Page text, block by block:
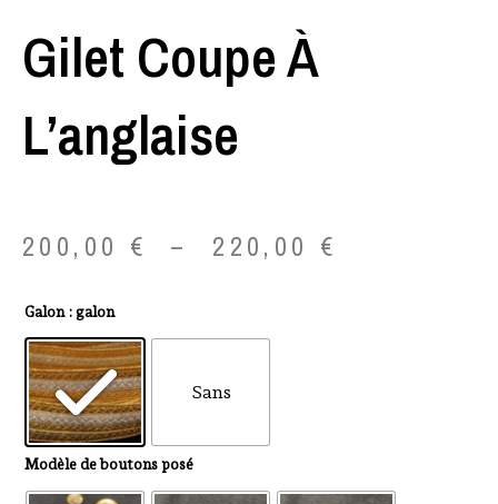
Gilet Coupe À
L’anglaise
200,00 € – 220,00 €
Galon : galon
Sans
Modèle de boutons posé
quantité
de
Gilet
coupe
l'anglaise